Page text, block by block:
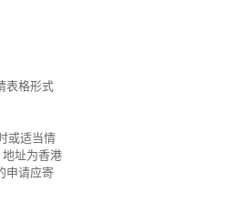
表格形式
或适当情
址为香港
申请应寄